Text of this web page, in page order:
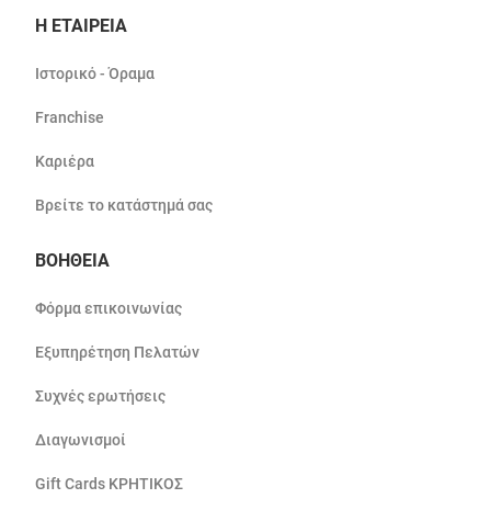
Η ΕΤΑΙΡΕΙΑ
Ιστορικό - Όραμα
Franchise
Καριέρα
Βρείτε το κατάστημά σας
ΒΟΗΘΕΙΑ
Φόρμα επικοινωνίας
Εξυπηρέτηση Πελατών
Συχνές ερωτήσεις
Διαγωνισμοί
Gift Cards ΚΡΗΤΙΚΟΣ